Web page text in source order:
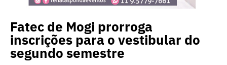
Fatec de Mogi prorroga
inscrições para o vestibular do
segundo semestre